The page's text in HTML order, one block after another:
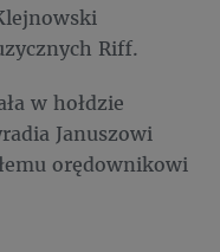
Riff.
w hołdzie
Januszowi
orędownikowi